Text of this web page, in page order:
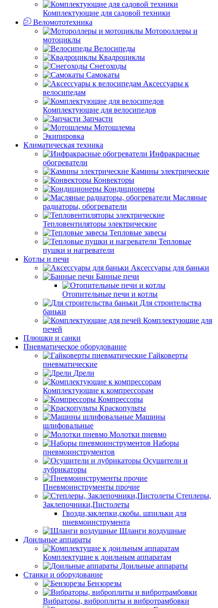
Комплектующие для садовой техники
Веломототехника
Мотороллеры и
мотоциклы
Велосипеды
Квадроциклы
Снегоходы
Самокаты
Аксессуары к
велосипедам
Комплектующие для велосипедов
Запчасти
Мотошлемы
Экипировка
Климатическая техника
Инфракрасные
обогреватели
Камины электрические
Конвекторы
Кондиционеры
Масляные
радиаторы, обогреватели
Тепловентиляторы электрические
Тепловые завесы
Тепловые
пушки и нагреватели
Котлы и печи
Аксессуары для баньки
Банные печи
Отопительные печи и котлы
Для строительства
баньки
Комплектующие для
печей
Плюшки и санки
Пневматическое оборудование
Гайковерты
пневматические
Дрели
Комплектующие к компрессорам
Компрессоры
Краскопульты
Машины
шлифовальные
Молотки пневмо
Наборы
пневмоинструментов
Осушители и
лубрикаторы
Пневмоинструменты прочие
Степлеры,
Заклепочники,Пистолеты
Гвозди,заклепки,скобы. шпильки для
пневмоинструмента
Шланги воздушные
Доильные аппараты
Комплектущие к доильным аппаратам
Доильные аппараты
Станки и оборудование
Бензорезы
Вибраторы, виброплиты и вибротрамбовки